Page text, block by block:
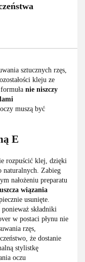
sztucznych rzęs,
kleju ze
nie niszczy
muszą być
E
rozpuścić klej, dzięki
naturalnych. Zabieg
nałożeniu preparatu
wiązania
usunięte.
składniki
w postaci płynu nie
rzęs,
że dostanie
stylistkę
oczu